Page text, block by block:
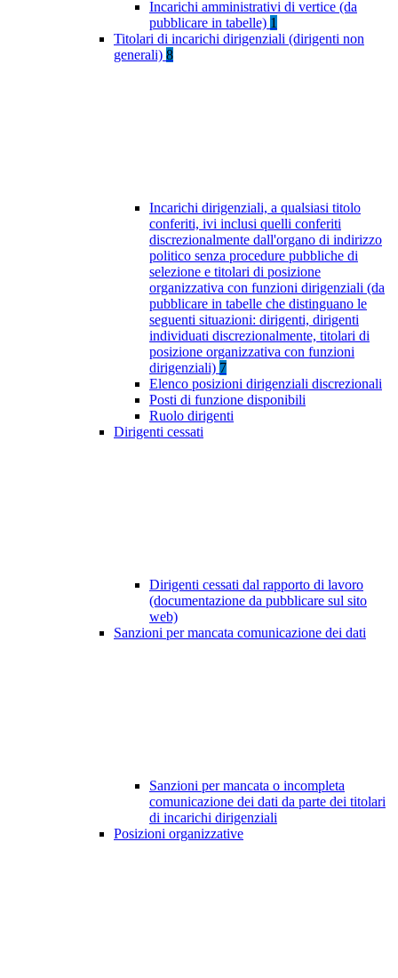
Incarichi amministrativi di vertice (da
pubblicare in tabelle) 1
Titolari di incarichi dirigenziali (dirigenti non
generali) 8
Incarichi dirigenziali, a qualsiasi titolo
conferiti, ivi inclusi quelli conferiti
discrezionalmente dall'organo di indirizzo
politico senza procedure pubbliche di
selezione e titolari di posizione
organizzativa con funzioni dirigenziali (da
pubblicare in tabelle che distinguano le
seguenti situazioni: dirigenti, dirigenti
individuati discrezionalmente, titolari di
posizione organizzativa con funzioni
dirigenziali) 7
Elenco posizioni dirigenziali discrezionali
Posti di funzione disponibili
Ruolo dirigenti
Dirigenti cessati
Dirigenti cessati dal rapporto di lavoro
(documentazione da pubblicare sul sito
web)
Sanzioni per mancata comunicazione dei dati
Sanzioni per mancata o incompleta
comunicazione dei dati da parte dei titolari
di incarichi dirigenziali
Posizioni organizzative